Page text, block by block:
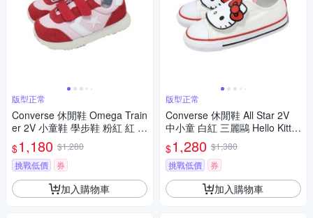
版型正常
Converse 休閒鞋 Omega Train
er 2V 小童鞋 學步鞋 粉紅 紅 魔
鬼氈 麂皮 A17786C
$1,180 $1,280
挑戰低價
券
加入購物車
版型正常
Converse 休閒鞋 All Star 2V
中小童 白紅 三麗鷗 Hello Kitty
魔鬼氈 A17704C
$1,280 $1,380
挑戰低價
券
加入購物車